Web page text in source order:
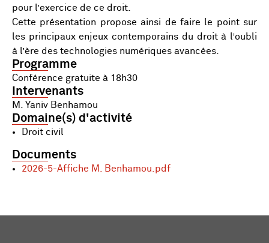
pour l’exercice de ce droit.
Cette présentation propose ainsi de faire le point sur
les principaux enjeux contemporains du droit à l’oubli
à l’ère des technologies numériques avancées.
Programme
Conférence gratuite à 18h30
Intervenants
M. Yaniv Benhamou
Domaine(s) d'activité
Droit civil
Documents
2026-5-Affiche M. Benhamou.pdf